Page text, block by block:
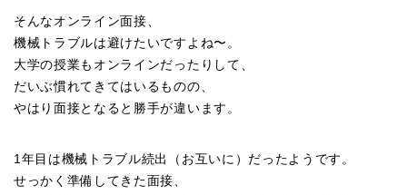
そんなオンライン面接、
機械トラブルは避けたいですよね〜。
大学の授業もオンラインだったりして、
だいぶ慣れてきてはいるものの、
やはり面接となると勝手が違います。
1年目は機械トラブル続出（お互いに）だったようです。
せっかく準備してきた面接、